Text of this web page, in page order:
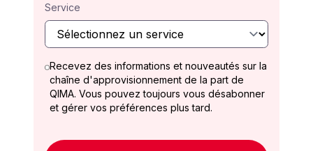
Service
Recevez des informations et nouveautés sur la
chaîne d'approvisionnement de la part de
QIMA. Vous pouvez toujours vous désabonner
et gérer vos préférences plus tard.